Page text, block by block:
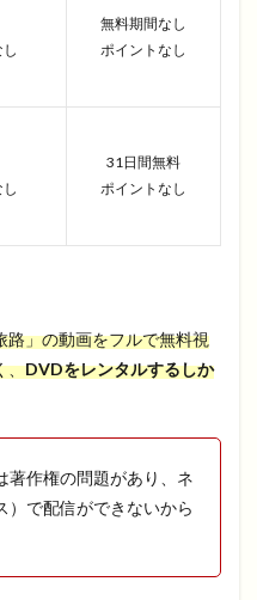
無料期間なし
ポイントなし
31日間無料
ポイントなし
」の動画をフルで無料視
、DVDをレンタルするしか
著作権の問題があり、ネ
）で配信ができないから